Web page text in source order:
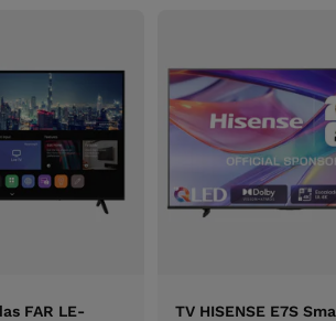
FAR LE-
TV HISENSE E7S